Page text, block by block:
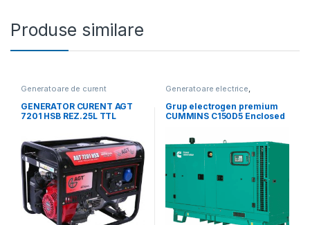
Produse similare
Generatoare de curent
electrice
GENERATOR CURENT AGT
7201 HSB REZ.25L TTL
Generatoare electrice,
Grup electrogen premium
CUMMINS C150D5 Enclosed